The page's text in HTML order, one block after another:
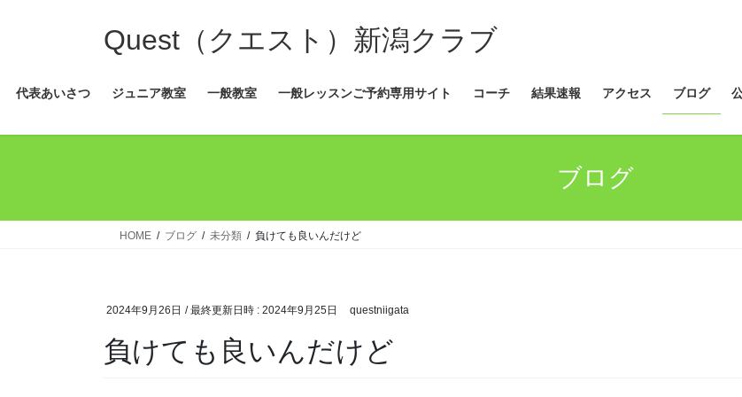
ス
ン
Quest（クエスト）新潟クラブ
代表あいさつ ジュニア教室 一般教室 一般レッスンご予約専用サイト コーチ 結果速報 アクセス ブログ
ブログ
HOME ブログ 未分類 負けても良いんだけど
2024年9月26日 / 最終更新日時 : 2024年9月25日 questniigata
負けても良いんだけど